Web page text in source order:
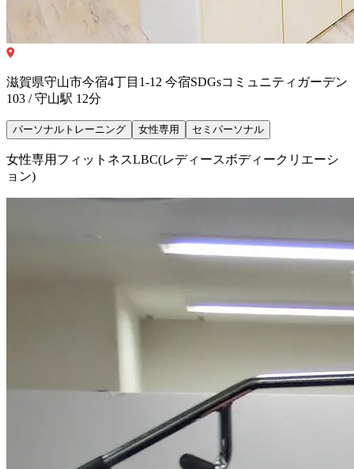
滋賀県守山市今宿4丁目1-12 今宿SDGsコミュニティガーデン
103 / 守山駅 12分
パーソナルトレーニング 女性専用 セミパーソナル
女性専用フィットネスLBC(レディースボディークリエーシ
ョン)